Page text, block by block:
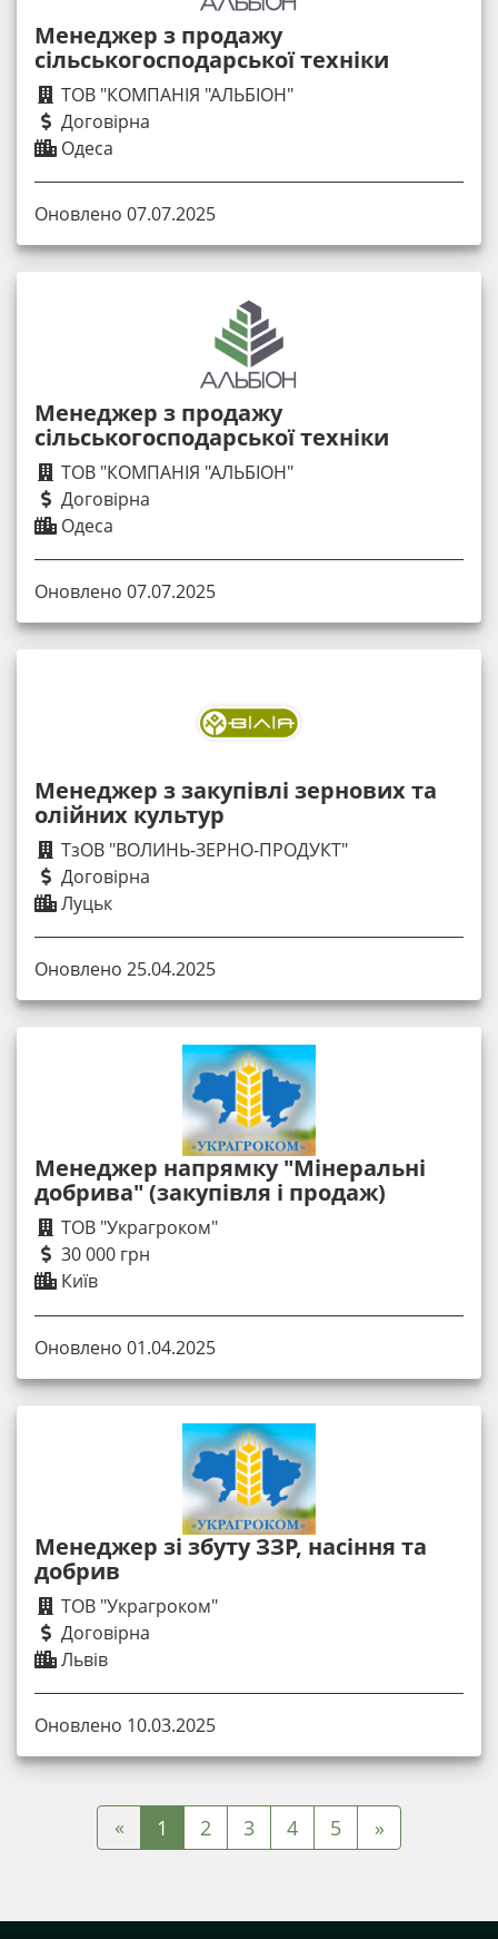
Менеджер з продажу
сільськогосподарської техніки
ТОВ "КОМПАНІЯ "АЛЬБІОН"
Договірна
Одеса
Оновлено 07.07.2025
Менеджер з продажу
сільськогосподарської техніки
ТОВ "КОМПАНІЯ "АЛЬБІОН"
Договірна
Одеса
Оновлено 07.07.2025
Менеджер з закупівлі зернових та
олійних культур
ТзОВ "ВОЛИНЬ-ЗЕРНО-ПРОДУКТ"
Договірна
Луцьк
Оновлено 25.04.2025
Менеджер напрямку "Мінеральні
добрива" (закупівля і продаж)
ТОВ "Украгроком"
30 000 грн
Київ
Оновлено 01.04.2025
Менеджер зі збуту ЗЗР, насіння та
добрив
ТОВ "Украгроком"
Договірна
Львів
Оновлено 10.03.2025
« 1 2 3 4 5 »